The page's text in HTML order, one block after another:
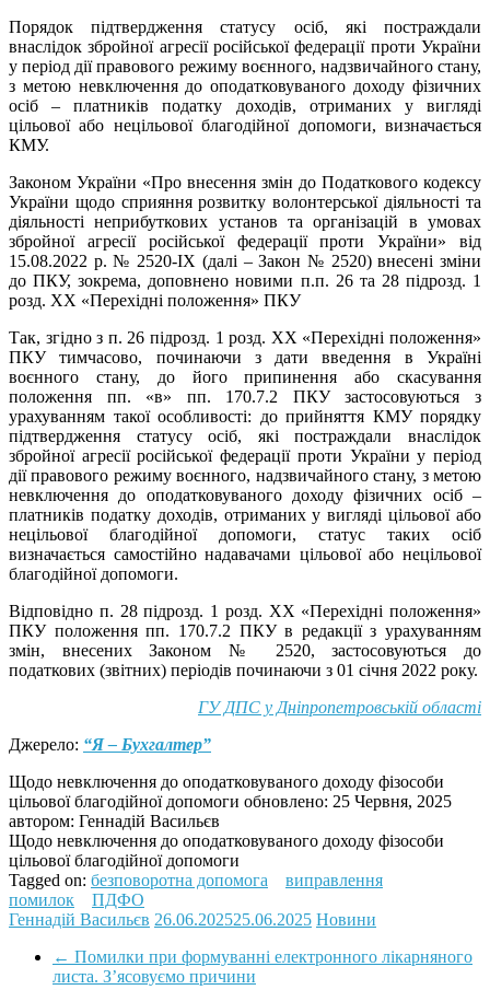
Порядок підтвердження статусу осіб, які постраждали
внаслідок збройної агресії російської федерації проти України
у період дії правового режиму воєнного, надзвичайного стану,
з метою невключення до оподатковуваного доходу фізичних
осіб – платників податку доходів, отриманих у вигляді
цільової або нецільової благодійної допомоги, визначається
КМУ.
Законом України «Про внесення змін до Податкового кодексу
України щодо сприяння розвитку волонтерської діяльності та
діяльності неприбуткових установ та організацій в умовах
збройної агресії російської федерації проти України» від
15.08.2022 р. № 2520-IX (далі – Закон № 2520) внесені зміни
до ПКУ, зокрема, доповнено новими п.п. 26 та 28 підрозд. 1
розд. ХХ «Перехідні положення» ПКУ
Так, згідно з п. 26 підрозд. 1 розд. ХХ «Перехідні положення»
ПКУ тимчасово, починаючи з дати введення в Україні
воєнного стану, до його припинення або скасування
положення пп. «в» пп. 170.7.2 ПКУ застосовуються з
урахуванням такої особливості: до прийняття КМУ порядку
підтвердження статусу осіб, які постраждали внаслідок
збройної агресії російської федерації проти України у період
дії правового режиму воєнного, надзвичайного стану, з метою
невключення до оподатковуваного доходу фізичних осіб –
платників податку доходів, отриманих у вигляді цільової або
нецільової благодійної допомоги, статус таких осіб
визначається самостійно надавачами цільової або нецільової
благодійної допомоги.
Відповідно п. 28 підрозд. 1 розд. ХХ «Перехідні положення»
ПКУ положення пп. 170.7.2 ПКУ в редакції з урахуванням
змін, внесених Законом № 2520, застосовуються до
податкових (звітних) періодів починаючи з 01 січня 2022 року.
ГУ ДПС у Дніпропетровській області
Джерело: “Я – Бухгалтер”
Щодо невключення до оподатковуваного доходу фізособи
цільової благодійної допомоги обновлено: 25 Червня, 2025
автором: Геннадій Васильєв
Щодо невключення до оподатковуваного доходу фізособи
цільової благодійної допомоги
Tagged on: безповоротна допомога
виправлення
помилок
ПДФО
Геннадій Васильєв 26.06.202525.06.2025 Новини
← Помилки при формуванні електронного лікарняного
листа. З’ясовуємо причини